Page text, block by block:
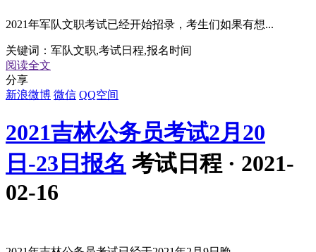
2021年军队文职考试已经开始招录，考生们如果有想...
关键词： 军队文职,考试日程,报名时间
阅读全文
分享
新浪微博 微信 QQ空间
2021吉林公务员考试2月20
日-23日报名 考试日程 · 2021-
02-16